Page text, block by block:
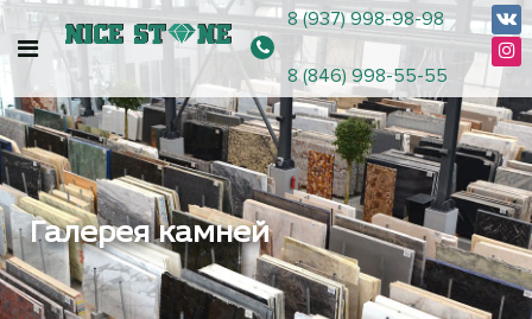
8 (937) 998-98-98
8 (846) 998-55-55
Галерея камней